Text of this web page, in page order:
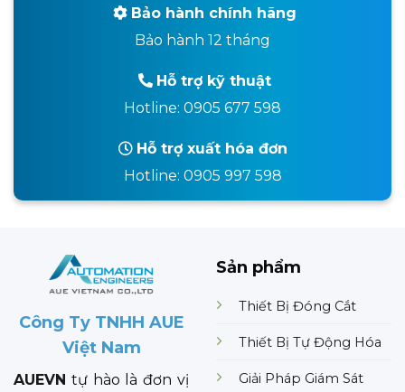
Bảo hành chính hãng
Bảo hành 12 tháng
Hỗ trợ kỹ thuật
Hotline: 0905 677 598
Hỗ trợ xuất hóa đơn
Hotline: 0905 997 598
Công Ty TNHH AUE
Việt Nam
AUEVN tự hào là đơn vị
Sản phẩm
Thiết Bị Đóng Cắt
Thiết Bị Tự Động Hóa
Giải Pháp Giám Sát